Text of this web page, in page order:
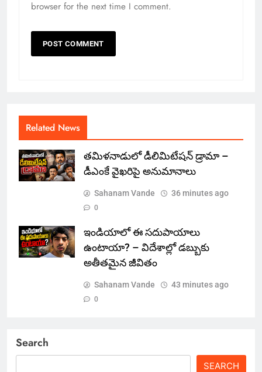
browser for the next time I comment.
Related News
తమిళనాడులో డీలిమిటేషన్ డ్రామా –
డీఎంకే వైఖరిపై అనుమానాలు
Sahanam Vande 36 minutes ago
0
ఇండియాలో‌ ఈ సదుపాయాలు
ఉంటాయా? – విదేశాల్లో డబ్బుకు
అతీతమైన జీవితం
Sahanam Vande 43 minutes ago
0
Search
SEARCH